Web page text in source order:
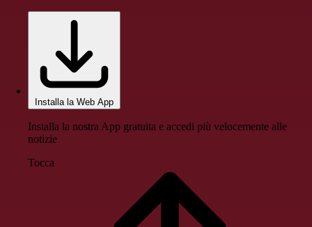
Installa la Web App
Installa la nostra App gratuita e accedi più velocemente alle
notizie
Tocca